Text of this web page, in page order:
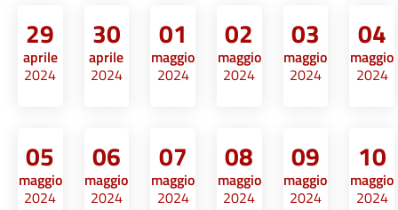
29
aprile
2024
30
aprile
2024
01
maggio
2024
02
maggio
2024
03
maggio
2024
04
maggio
2024
05
maggio
2024
06
maggio
2024
07
maggio
2024
08
maggio
2024
09
maggio
2024
10
maggio
2024